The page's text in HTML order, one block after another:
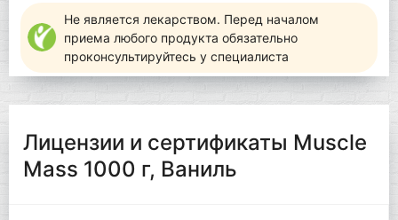
Не является лекарством. Перед началом
приема любого продукта обязательно
проконсультируйтесь у специалиста
Лицензии и сертификаты Muscle
Mass 1000 г, Ваниль